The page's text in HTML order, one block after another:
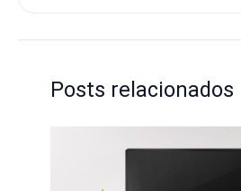
Posts relacionados